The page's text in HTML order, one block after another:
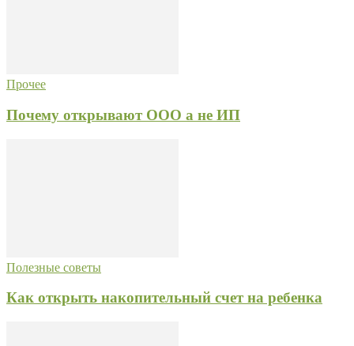
Прочее
Почему открывают ООО а не ИП
Полезные советы
Как открыть накопительный счет на ребенка